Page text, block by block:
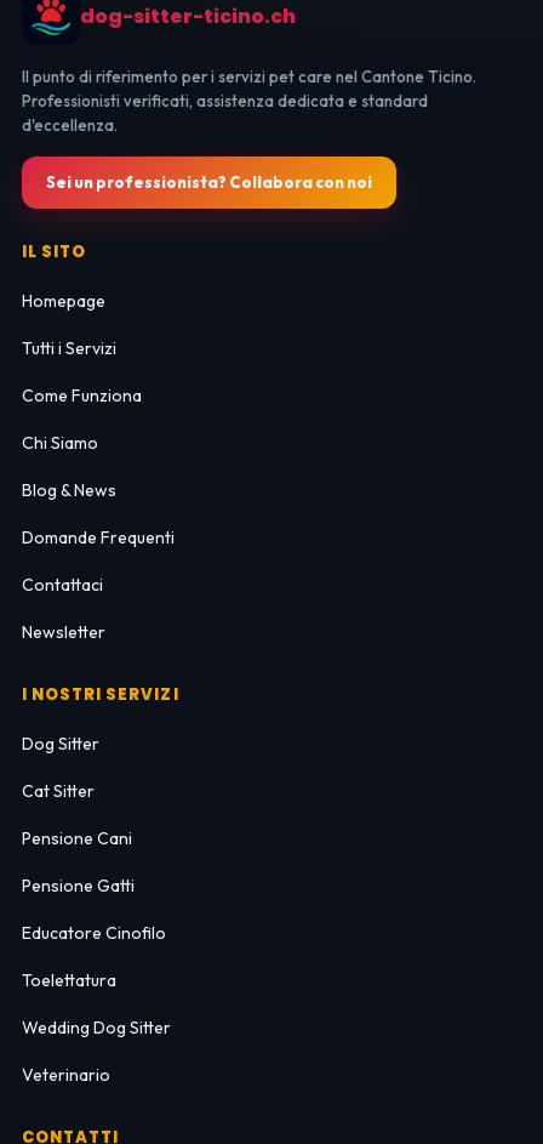
dog-sitter-ticino.ch
Il punto di riferimento per i servizi pet care nel Cantone Ticino.
Professionisti verificati, assistenza dedicata e standard
d'eccellenza.
Sei un professionista? Collabora con noi
IL SITO
Homepage
Tutti i Servizi
Come Funziona
Chi Siamo
Blog & News
Domande Frequenti
Contattaci
Newsletter
I NOSTRI SERVIZI
Dog Sitter
Cat Sitter
Pensione Cani
Pensione Gatti
Educatore Cinofilo
Toelettatura
Wedding Dog Sitter
Veterinario
CONTATTI